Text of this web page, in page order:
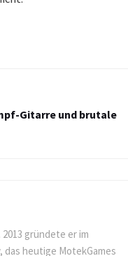
Gitarre und brutale
gründete er im
das heutige MotekGames